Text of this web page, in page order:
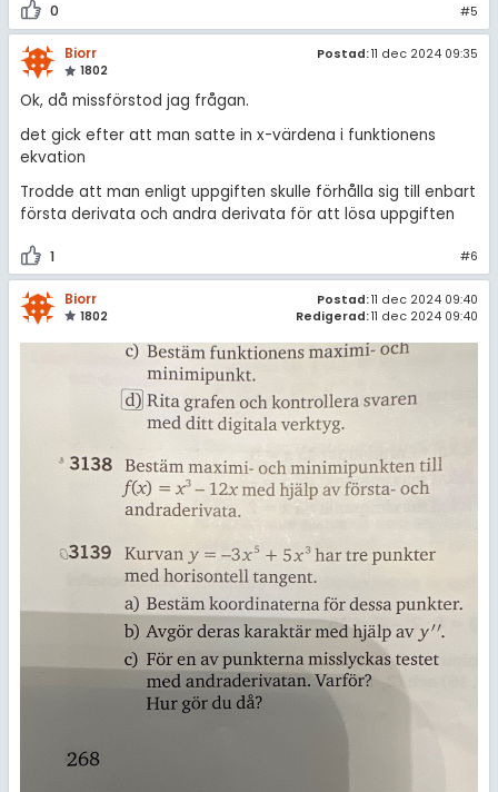
0 #5
Biorr
1802
Postad:11 dec 2024 09:35
Ok, då missförstod jag frågan.
det gick efter att man satte in x-värdena i funktionens
ekvation
Trodde att man enligt uppgiften skulle förhålla sig till enbart
första derivata och andra derivata för att lösa uppgiften
1 #6
Biorr
1802
Postad:11 dec 2024 09:40
Redigerad:11 dec 2024 09:40